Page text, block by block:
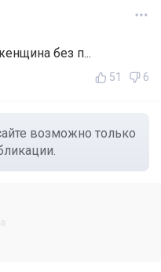
без п...
51 6
возможно только